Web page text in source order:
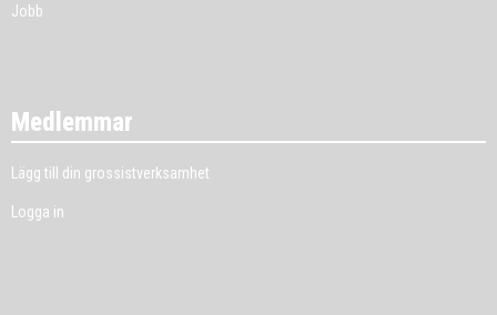
Jobb
Medlemmar
Lägg till din grossistverksamhet
Logga in